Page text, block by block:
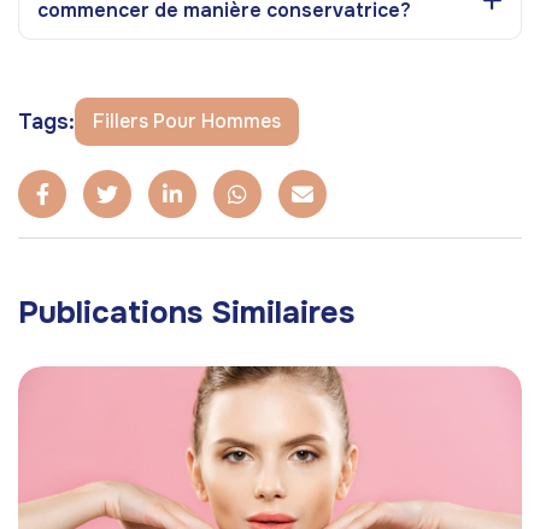
commencer de manière conservatrice?
Tags: Fillers Pour Hommes
Publications Similaires